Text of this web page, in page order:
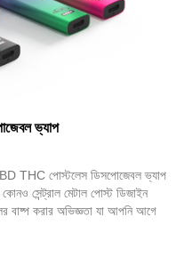
ভ্যাপ
THC পোস্টলেস ডিসপোজেবল ভ্যাপ
সেন্ট্রাল মেটাল পোস্ট ডিজাইন
বাষ্প করার অভিজ্ঞতা যা আপনি আগে